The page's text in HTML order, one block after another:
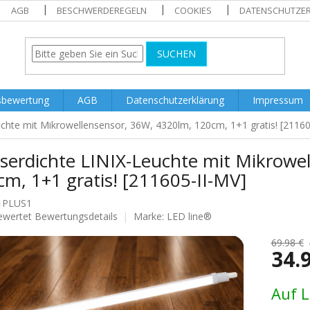
AGB BESCHWERDEREGELN COOKIES
SUCHEN
AGB Datenschutzerklärung Impressum
mit Mikrowellensensor, 36W, 4320lm, 120cm, 1+1 gratis!
LINIX-Leuchte mit
1+1 gratis! [211605-II-MV]
Bewertungsdetails Marke: LED line®
69.98 €
Auf